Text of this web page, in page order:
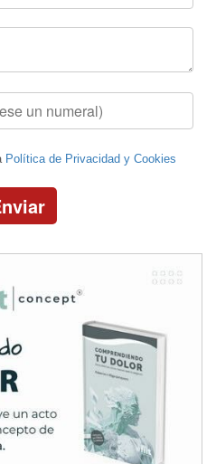
Política de Privacidad y Cookies